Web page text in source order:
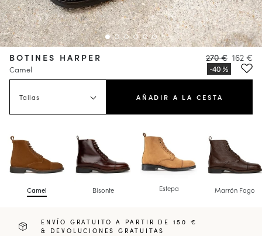
BOTINES HARPER
Camel
270 € 162 €
Tallas AÑADIR A LA CESTA
Camel Bisonte Estepa Marrón Fogo
ENVÍO GRATUITO A PARTIR DE 150 €
& DEVOLUCIONES GRATUITAS